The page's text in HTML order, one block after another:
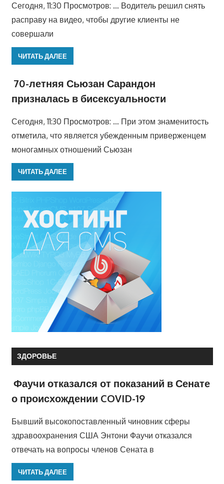
Сегодня, 11:30 Просмотров: … Водитель решил снять
расправу на видео, чтобы другие клиенты не
совершали
ЧИТАТЬ ДАЛЕЕ
70-летняя Сьюзан Сарандон
призналась в бисексуальности
Сегодня, 11:30 Просмотров: … При этом знаменитость
отметила, что является убежденным приверженцем
моногамных отношений Сьюзан
ЧИТАТЬ ДАЛЕЕ
ЗДОРОВЬЕ
Фаучи отказался от показаний в Сенате
о происхождении COVID-19
Бывший высокопоставленный чиновник сферы
здравоохранения США Энтони Фаучи отказался
отвечать на вопросы членов Сената в
ЧИТАТЬ ДАЛЕЕ